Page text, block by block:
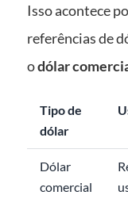
Isso acontece
referências de
odólar
Tipo de
dólar
Dólar
comercial